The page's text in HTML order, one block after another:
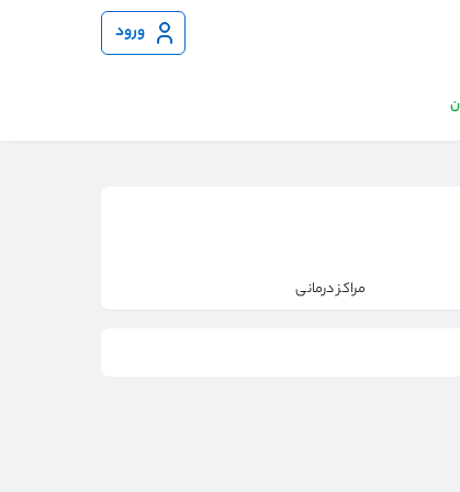
ورود
مراکز درمانی